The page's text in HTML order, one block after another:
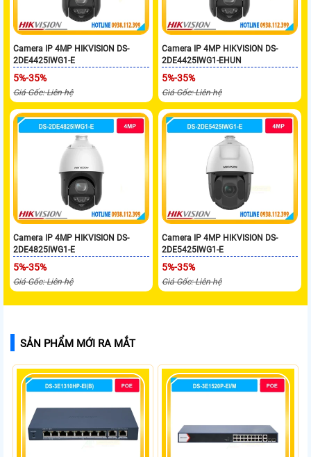
Camera IP 4MP HIKVISION DS-
2DE4425IWG1-E
5%-35%
Giá Gốc: Liên hệ
Camera IP 4MP HIKVISION DS-
2DE4425IWG1-EHUN
5%-35%
Giá Gốc: Liên hệ
Camera IP 4MP HIKVISION DS-
2DE4825IWG1-E
5%-35%
Giá Gốc: Liên hệ
Camera IP 4MP HIKVISION DS-
2DE5425IWG1-E
5%-35%
Giá Gốc: Liên hệ
SẢN PHẨM MỚI RA MẮT